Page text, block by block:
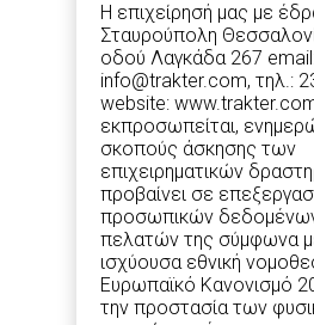
Η επιχείρησή μας με
Σταυρούπολη
οδού Λαγκάδα 267
info@trakter.com, τηλ.:
website:
εκπροσωπείται,
σκοπούς άσκησης των
επιχειρηματικών
προβαίνει σε
προσωπικών
πελατών της σύμφωνα
ισχύουσα εθνική
Ευρωπαϊκό Κανονισμό
την προστασία των